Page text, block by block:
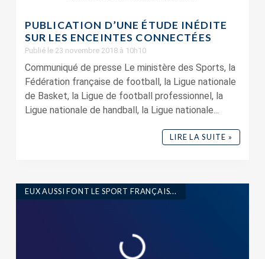
PUBLICATION D’UNE ÉTUDE INÉDITE
SUR LES ENCEINTES CONNECTÉES
Publié le 23 novembre 2018 à 10h10
Communiqué de presse Le ministère des Sports, la
Fédération française de football, la Ligue nationale
de Basket, la Ligue de football professionnel, la
Ligue nationale de handball, la Ligue nationale...
LIRE LA SUITE »
EUX AUSSI FONT LE SPORT FRANÇAIS...